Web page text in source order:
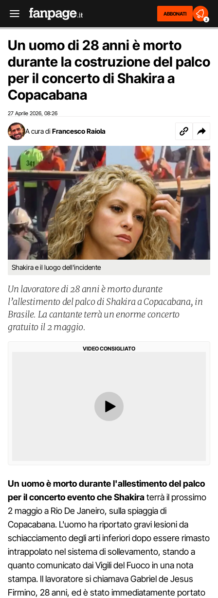
ABBONATI
2
Un uomo di 28 anni è morto
durante la costruzione del palco
per il concerto di Shakira a
Copacabana
27 Aprile 2026 08:26
A cura di Francesco Raiola
Shakira e il luogo dell'incidente
Un lavoratore di 28 anni è morto durante
l’allestimento del palco di Shakira a Copacabana, in
Brasile. La cantante terrà un enorme concerto
gratuito il 2 maggio.
VIDEO CONSIGLIATO
Un uomo è morto durante l'allestimento del palco
per il concerto evento che Shakiraterrà il prossimo
2 maggio a Rio De Janeiro, sulla spiaggia di
Copacabana. L'uomo ha riportato gravi lesioni da
schiacciamento degli arti inferiori dopo essere rimasto
intrappolato nel sistema di sollevamento, stando a
quanto comunicato dai Vigili del Fuoco in una nota
stampa. Il lavoratore si chiamava Gabriel de Jesus
Firmino, 28 anni, ed è stato immediatamente portato